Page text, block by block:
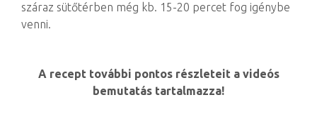
száraz sütőtérben még kb. 15-20 percet fog igénybe
venni.
A recept további pontos részleteit a videós
bemutatás tartalmazza!